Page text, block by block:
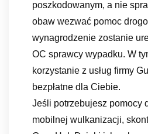
poszkodowanym, a nie
obaw wezwać pomoc
wynagrodzenie zostanie
OC sprawcy wypadku. W
korzystanie z usług firmy
bezpłatne dla Ciebie.
Jeśli potrzebujesz pomocy
mobilnej wulkanizacji,